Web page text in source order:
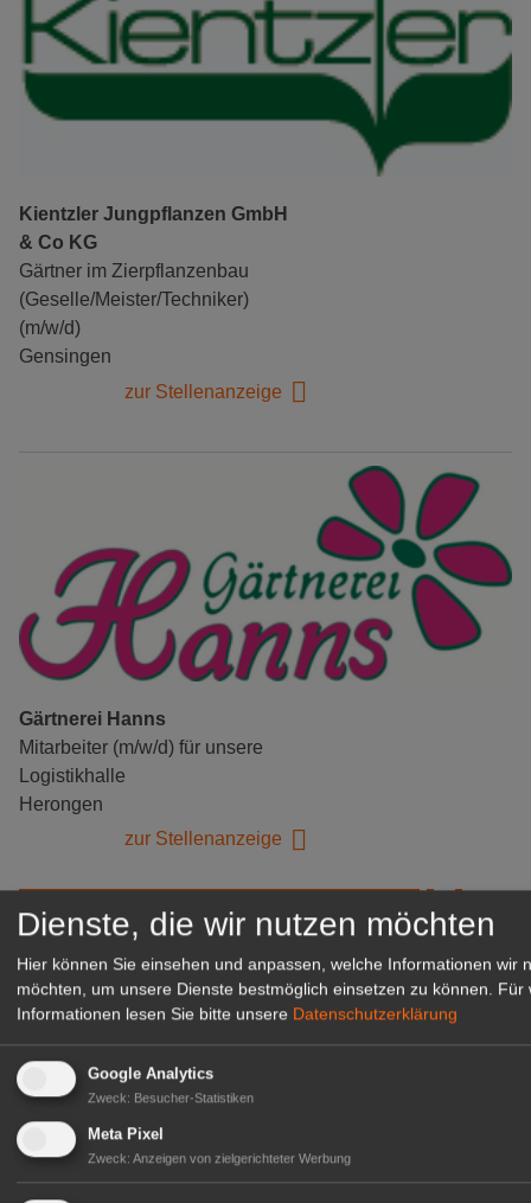
Kientzler Jungpflanzen GmbH
& Co KG
Gärtner im Zierpflanzenbau
(Geselle/Meister/Techniker)
(m/w/d)
Gensingen
zur Stellenanzeige
Gärtnerei Hanns
Mitarbeiter (m/w/d) für unsere
Logistikhalle
Herongen
zur Stellenanzeige
GABOT Immobilienangebote
1A-Lage, ihre Chance in der
grünen Branche
Repräsentative Immobilie für
IHREN Betrieb!
zur Anzeige
GABOT Marktplatz
Dienste, die wir nutzen möchten
Hier können Sie einsehen und anpassen, welche Informationen wir
möchten, um unsere Dienste bestmöglich einsetzen zu können. Für
Informationen lesen Sie bitte unsere Datenschutzerklärung
Google Analytics
Zweck: Besucher-Statistiken
Meta Pixel
Zweck: Anzeigen von zielgerichteter Werbung